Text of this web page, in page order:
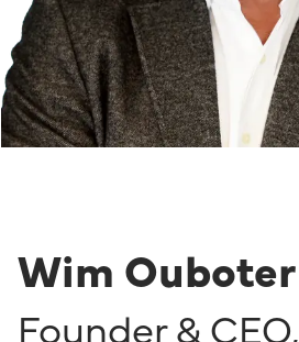
Wim Ouboter
Founder & CEO,